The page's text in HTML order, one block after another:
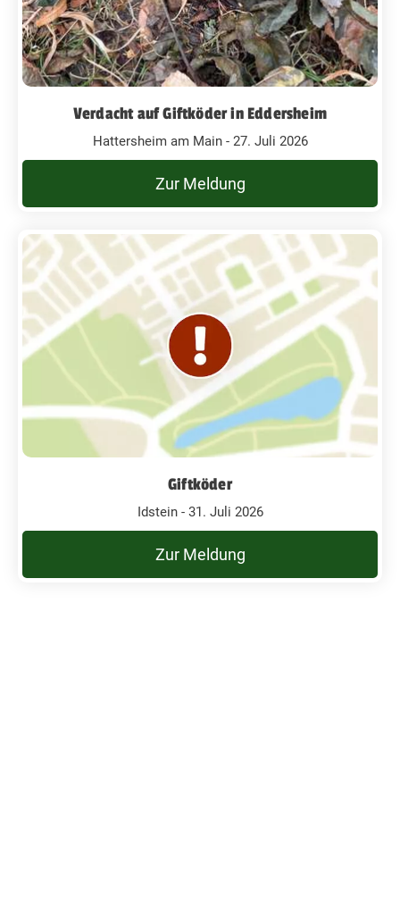
Verdacht auf Giftköder in Eddersheim
Hattersheim am Main - 27. Juli 2026
Zur Meldung
Giftköder
Idstein - 31. Juli 2026
Zur Meldung